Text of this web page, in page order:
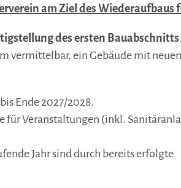
am Ziel des Wiederaufbaus
des ersten Bauabschnitts
vermittelbar, ein Gebäude mit
Ende 2027/2028.
für Veranstaltungen (inkl.
Jahr sind durch bereits erfolgte